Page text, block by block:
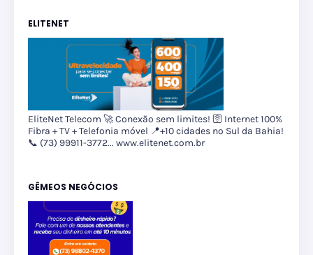
ELITENET
EliteNet Telecom 🚀 Conexão sem limites! 🛜 Internet 100%
Fibra + TV + Telefonia móvel 📍+10 cidades no Sul da Bahia!
📞 (73) 99911-3772... www.elitenet.com.br
GÊMEOS NEGÓCIOS